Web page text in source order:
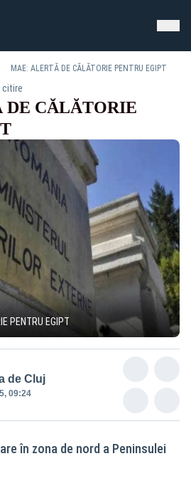
MAE: ALERTĂ DE CĂLĂTORIE PENTRU EGIPT
citire
DE CĂLĂTORIE
PENTRU EGIPT
de Cluj
09:24
în zona de nord a Peninsulei